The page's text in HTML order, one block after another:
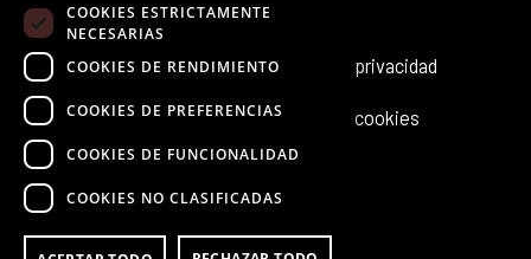
o
k
r
r
m
e
i
Inicio
Producciones teatrales
Últimas noticias
Contacto
Aviso legal
Política de privacidad
Política de cookies
COOKIES ESTRICTAMENTE
NECESARIAS
COOKIES DE RENDIMIENTO
COOKIES DE PREFERENCIAS
COOKIES DE FUNCIONALIDAD
COOKIES NO CLASIFICADAS